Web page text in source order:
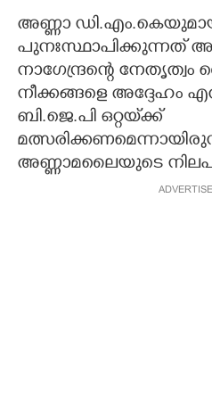
അണ്ണാ
പുനഃസ്ഥാപിക്കുന്നത്
നാഗേന്ദ്രന്റെ
നീക്കങ്ങളെ അദ്ദേഹം
ബി.ജെ.പി ഒറ്റയ്‌ക്ക്
അണ്ണാമലൈയുടെ